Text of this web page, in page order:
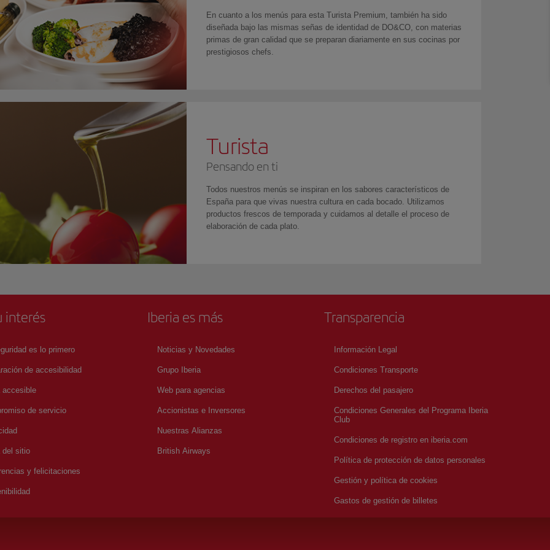
En cuanto a los menús para esta Turista Premium, también ha sido
diseñada bajo las mismas señas de identidad de DO&CO, con materias
primas de gran calidad que se preparan diariamente en sus cocinas por
prestigiosos chefs.
Turista
Pensando en ti
Todos nuestros menús se inspiran en los sabores característicos de
España para que vivas nuestra cultura en cada bocado. Utilizamos
productos frescos de temporada y cuidamos al detalle el proceso de
elaboración de cada plato.
interés
es lo primero
de accesibilidad
accesible
de servicio
del sitio
y felicitaciones
Iberia es más
Noticias y Novedades
Grupo Iberia
Web para agencias
Accionistas e Inversores
Nuestras Alianzas
British Airways
Transparencia
Información Legal
Condiciones Transporte
Derechos del pasajero
Condiciones Generales del Programa Iberia
Club
Condiciones de registro en iberia.com
Política de protección de datos personales
Gestión y política de cookies
Gastos de gestión de billetes